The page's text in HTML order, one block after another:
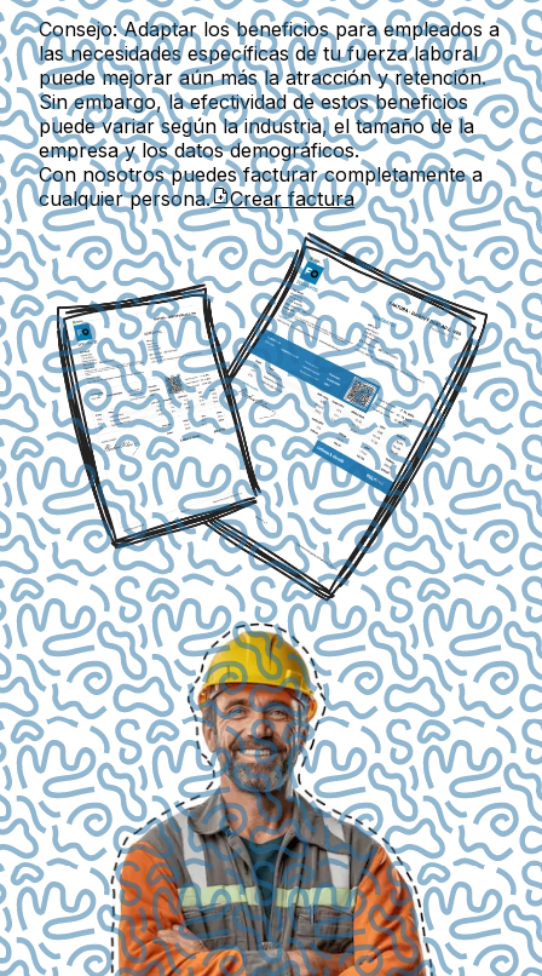
Consejo:Adaptar los beneficios para empleados a
las necesidades específicas de tu fuerza laboral
puede mejorar aún más la atracción y retención.
Sin embargo, la efectividad de estos beneficios
puede variar según la industria, el tamaño de la
empresa y los datos demográficos.
Con nosotros puedes facturar completamente a
cualquier persona.
Crear factura